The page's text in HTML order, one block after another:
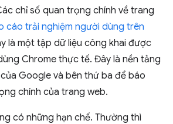
chỉ số quan trọng chính về trang
cáo trải nghiệm người dùng trên
là một tập dữ liệu công khai được
Chrome thực tế. Đây là nền tảng
Google và bên thứ ba để báo
chính của trang web.
có những hạn chế. Thường thì